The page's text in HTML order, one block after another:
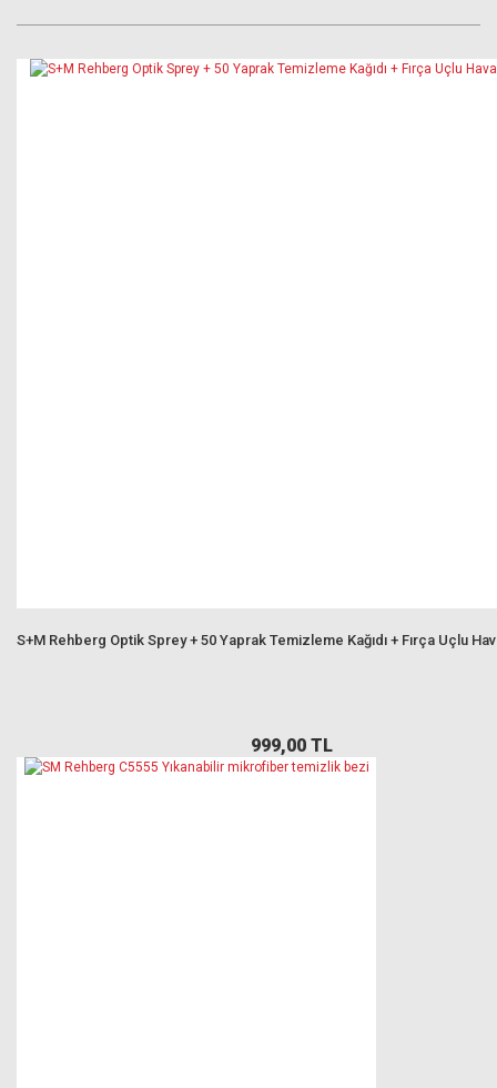
S+M Rehberg Optik Sprey + 50 Yaprak Temizleme Kağıdı + Fırça Uçlu
999,00 TL